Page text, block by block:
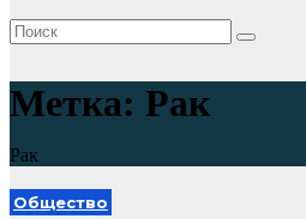
Метка: Рак
Рак
Общество